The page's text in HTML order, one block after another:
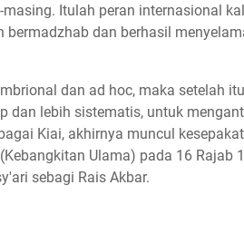
Itulah peran internasional
bermadzhab dan berhasil
dan ad hoc, maka setelah itu
dan lebih sistematis, untuk
Kiai, akhirnya muncul
Ulama) pada 16 Rajab
sebagi Rais Akbar.